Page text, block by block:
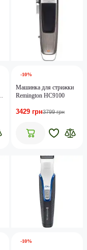
-10%
Машинка для стрижки
Remington HC9100
3429 грн3799 грн
-10%